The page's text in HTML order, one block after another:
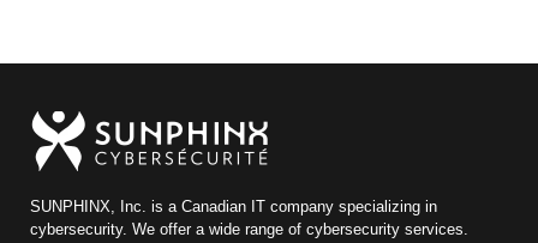
SUNPHINX, Inc. is a Canadian IT company specializing in
cybersecurity. We offer a wide range of cybersecurity services.